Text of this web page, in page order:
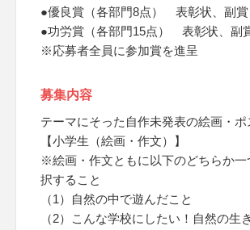
●優良賞（各部門8点） 表彰状、副賞
●功労賞（各部門15点） 表彰状、副
※応募者全員に参加賞を進呈
募集内容
テーマにそった自作未発表の絵画・
【小学生（絵画・作文）】
※絵画・作文ともに以下のどちらか一
択すること
（1）自然の中で遊んだこと
（2）こんな学校にしたい！自然の生